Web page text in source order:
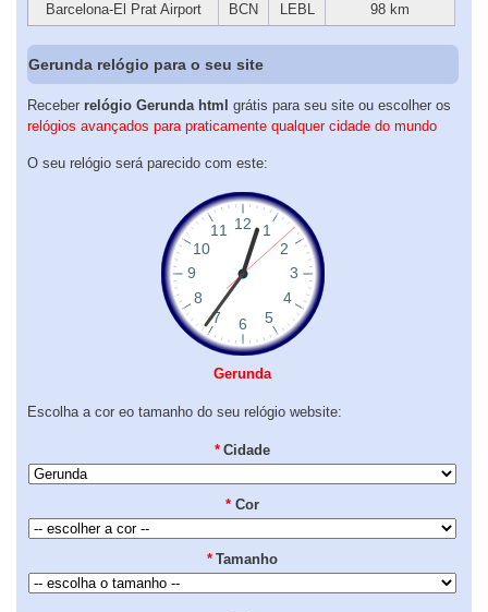
Barcelona-El Prat Airport BCN LEBL 98 km
Gerunda relógio para o seu site
Receber relógio Gerunda html grátis para seu site ou escolher os
relógios avançados para praticamente qualquer cidade do mundo
O seu relógio será parecido com este:
Gerunda
Escolha a cor eo tamanho do seu relógio website:
* Cidade
* Cor
* Tamanho